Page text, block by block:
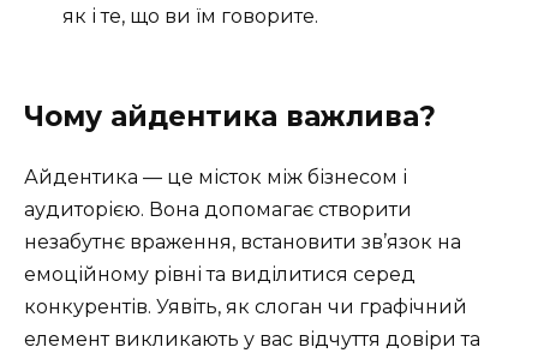
як і те, що ви їм говорите.
Чому айдентика важлива?
Айдентика — це місток між бізнесом і
аудиторією. Вона допомагає створити
незабутнє враження, встановити зв’язок на
емоційному рівні та виділитися серед
конкурентів. Уявіть, як слоган чи графічний
елемент викликають у вас відчуття довіри та